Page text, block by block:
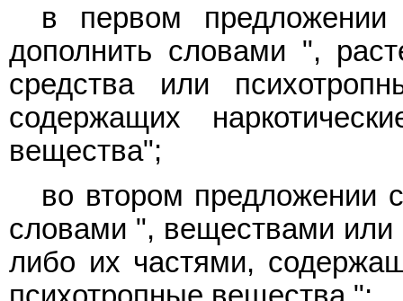
в первом
дополнить словами ",
средства или
содержащих
вещества";
во втором предложении
словами ", веществами или
либо их частями,